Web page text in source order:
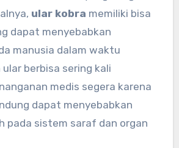
ular kobra memiliki bisa
dapat menyebabkan
manusia dalam waktu
berbisa sering kali
medis segera karena
dapat menyebabkan
pada sistem saraf dan organ